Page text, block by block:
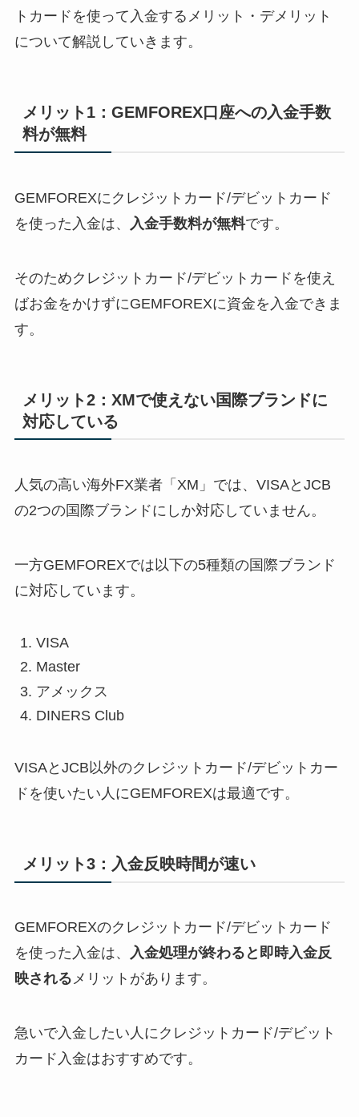
トカードを使って入金するメリット・デメリット
について解説していきます。
メリット1：GEMFOREX口座への入金手数
料が無料
GEMFOREXにクレジットカード/デビットカード
を使った入金は、
入金手数料が無料です。
そのためクレジットカード/デビットカードを使え
ばお金をかけずにGEMFOREXに資金を入金できま
す。
メリット2：XMで使えない国際ブランドに
対応している
人気の高い海外FX業者「XM」では、VISAとJCB
の2つの国際ブランドにしか対応していません。
一方GEMFOREXでは以下の5種類の国際ブランド
に対応しています。
VISA
Master
アメックス
DINERS Club
VISAとJCB以外のクレジットカード/デビットカー
ドを使いたい人にGEMFOREXは最適です。
メリット3：入金反映時間が速い
GEMFOREXのクレジットカード/デビットカード
を使った入金は、
入金処理が終わると即時入金反
映されるメリットがあります。
急いで入金したい人にクレジットカード/デビット
カード入金はおすすめです。